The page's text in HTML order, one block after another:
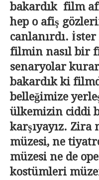
bakardık film
hep o afiş
canlanırdı. İster
filmin nasıl bir
senaryolar
bakardık ki
belleğimize
ülkemizin ciddi
karşıyayız.
müzesi, ne
müzesi ne de
kostümleri